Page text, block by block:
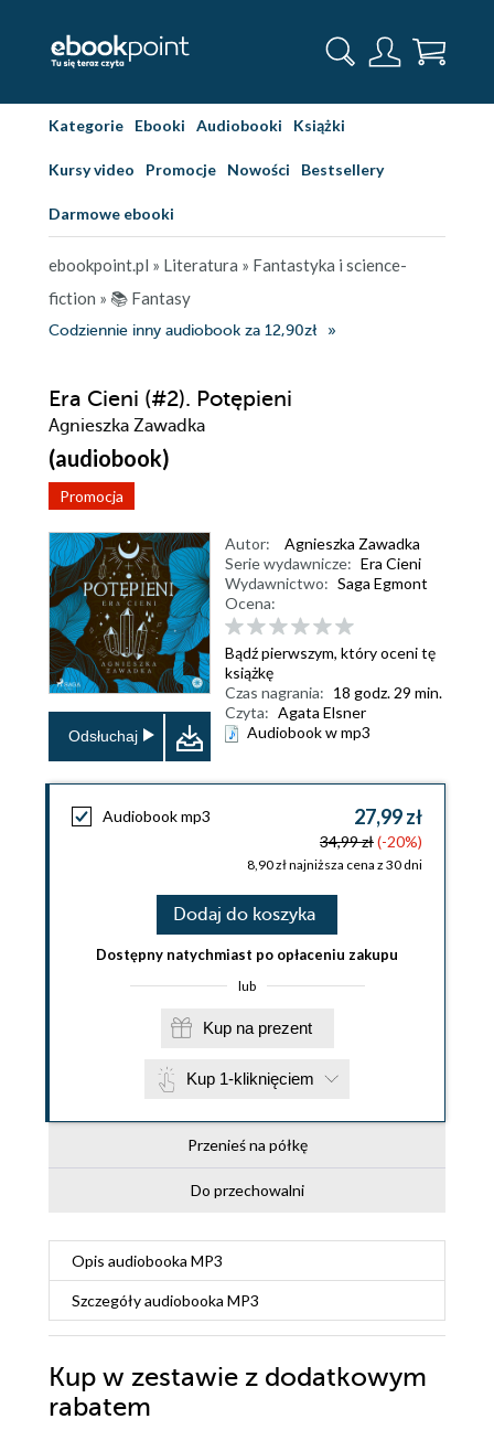
Kategorie Ebooki Audiobooki Książki
Kursy video Promocje Nowości Bestsellery
Darmowe ebooki
ebookpoint.pl » Literatura » Fantastyka i science-
fiction » 📚 Fantasy
Codziennie inny audiobook za 12,90zł
Era Cieni (#2). Potępieni
Agnieszka Zawadka
(audiobook)
Promocja
Odsłuchaj
Autor:
Agnieszka Zawadka
Serie wydawnicze: Era Cieni
Wydawnictwo: Saga Egmont
Ocena:
Bądź pierwszym, który oceni tę
książkę
Czas nagrania: 18 godz. 29 min.
Czyta: Agata Elsner
Audiobook w mp3
Audiobook mp3 27,99 zł
34,99 zł(-20%)
8,90 zł najniższa cena z 30 dni
Dodaj do koszyka
Dostępny natychmiast po opłaceniu zakupu
lub
Kup na prezent
Kup 1-kliknięciem
Przenieś na półkę
Do przechowalni
Opis audiobooka MP3
Szczegółyaudiobooka MP3
Kup w zestawie z dodatkowym
rabatem